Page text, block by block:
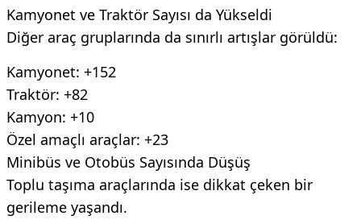
Kamyonet ve Traktör Sayısı da Yükseldi
Diğer araç gruplarında da sınırlı artışlar görüldü:
Kamyonet: +152
Traktör: +82
Kamyon: +10
Özel amaçlı araçlar: +23
Minibüs ve Otobüs Sayısında Düşüş
Toplu taşıma araçlarında ise dikkat çeken bir
gerileme yaşandı.